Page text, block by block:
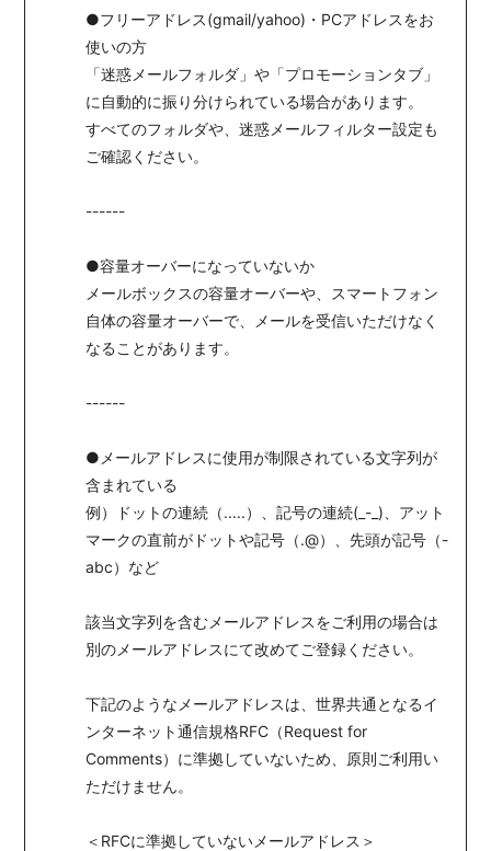
●フリーアドレス(gmail/yahoo)・PCアドレスをお
使いの方
「迷惑メールフォルダ」や「プロモーションタブ」
に自動的に振り分けられている場合があります。
すべてのフォルダや、迷惑メールフィルター設定も
ご確認ください。
------
●容量オーバーになっていないか
メールボックスの容量オーバーや、スマートフォン
自体の容量オーバーで、メールを受信いただけなく
なることがあります。
------
●メールアドレスに使用が制限されている文字列が
含まれている
例）ドットの連続（.....）、記号の連続(_-_)、アット
マークの直前がドットや記号（.@）、先頭が記号（-
abc）など
該当文字列を含むメールアドレスをご利用の場合は
別のメールアドレスにて改めてご登録ください。
下記のようなメールアドレスは、世界共通となるイ
ンターネット通信規格RFC（Request for
Comments）に準拠していないため、原則ご利用い
ただけません。
＜RFCに準拠していないメールアドレス＞